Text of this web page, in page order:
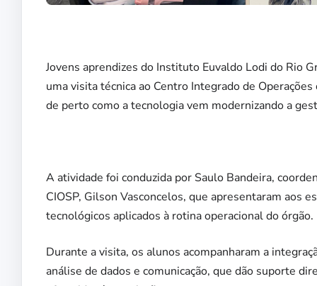
Jovens aprendizes do Instituto Euvaldo Lodi do Rio
uma visita técnica ao Centro Integrado de
de perto como a tecnologia vem modernizando a
A atividade foi conduzida por Saulo Bandeira,
CIOSP, Gilson Vasconcelos, que apresentaram aos
tecnológicos aplicados à rotina operacional do órgão.
Durante a visita, os alunos acompanharam a
análise de dados e comunicação, que dão suporte